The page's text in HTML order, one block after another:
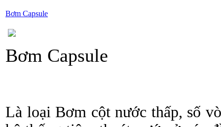
Bơm Capsule
Bơm Capsule
Là loại Bơm cột nước thấp, số